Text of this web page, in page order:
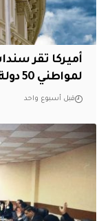
لمواطني 50 دولة
قبل أسبوع واحد